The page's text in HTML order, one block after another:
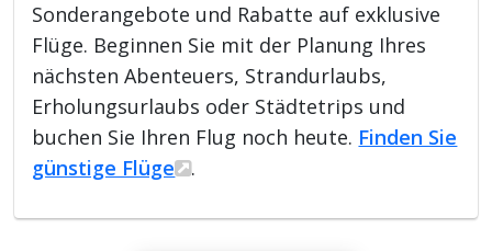
Sonderangebote und Rabatte auf exklusive
Flüge. Beginnen Sie mit der Planung Ihres
nächsten Abenteuers, Strandurlaubs,
Erholungsurlaubs oder Städtetrips und
buchen Sie Ihren Flug noch heute. Finden Sie
günstige Flüge
.